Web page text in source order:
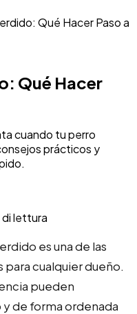
Qué Hacer Paso a
Qué Hacer
cuando tu perro
prácticos y
di lettura
es una de las
cualquier dueño.
pueden
de forma ordenada